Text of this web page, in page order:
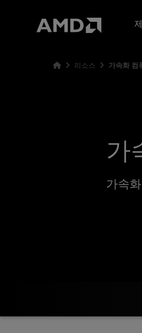
리소스 가속화 컴
가
가속